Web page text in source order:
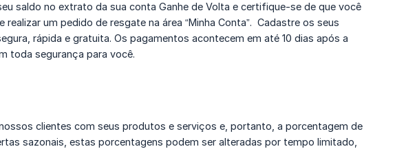
saldo no extrato da sua conta Ganhe de Volta e certifique-se de que você
um pedido de resgate na área “Minha Conta”. Cadastre os seus
rápida e gratuita. Os pagamentos acontecem em até 10 dias após a
toda segurança para você.
clientes com seus produtos e serviços e, portanto, a porcentagem de
sazonais, estas porcentagens podem ser alteradas por tempo limitado,